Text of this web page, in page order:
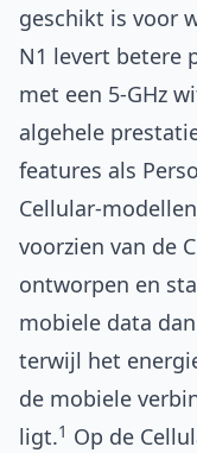
geschikt is voor
N1 levert betere
met een 5‑GHz
algehele
features als
Cellular-
voorzien van de
ontworpen en
mobiele data
terwijl het
de mobiele
ligt.1 Op de